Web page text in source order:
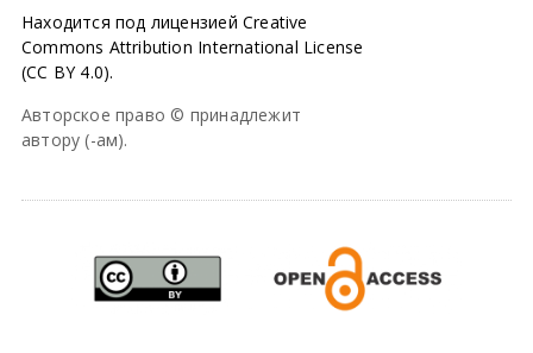
Находится под лицензией Creative
Commons Attribution International License
(CC BY 4.0).
Авторское право © принадлежит
автору (-ам).